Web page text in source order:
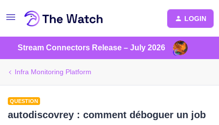
LOGIN
Stream Connectors Release – July 2026
Infra Monitoring Platform
QUESTION
autodiscovrey : comment déboguer un job